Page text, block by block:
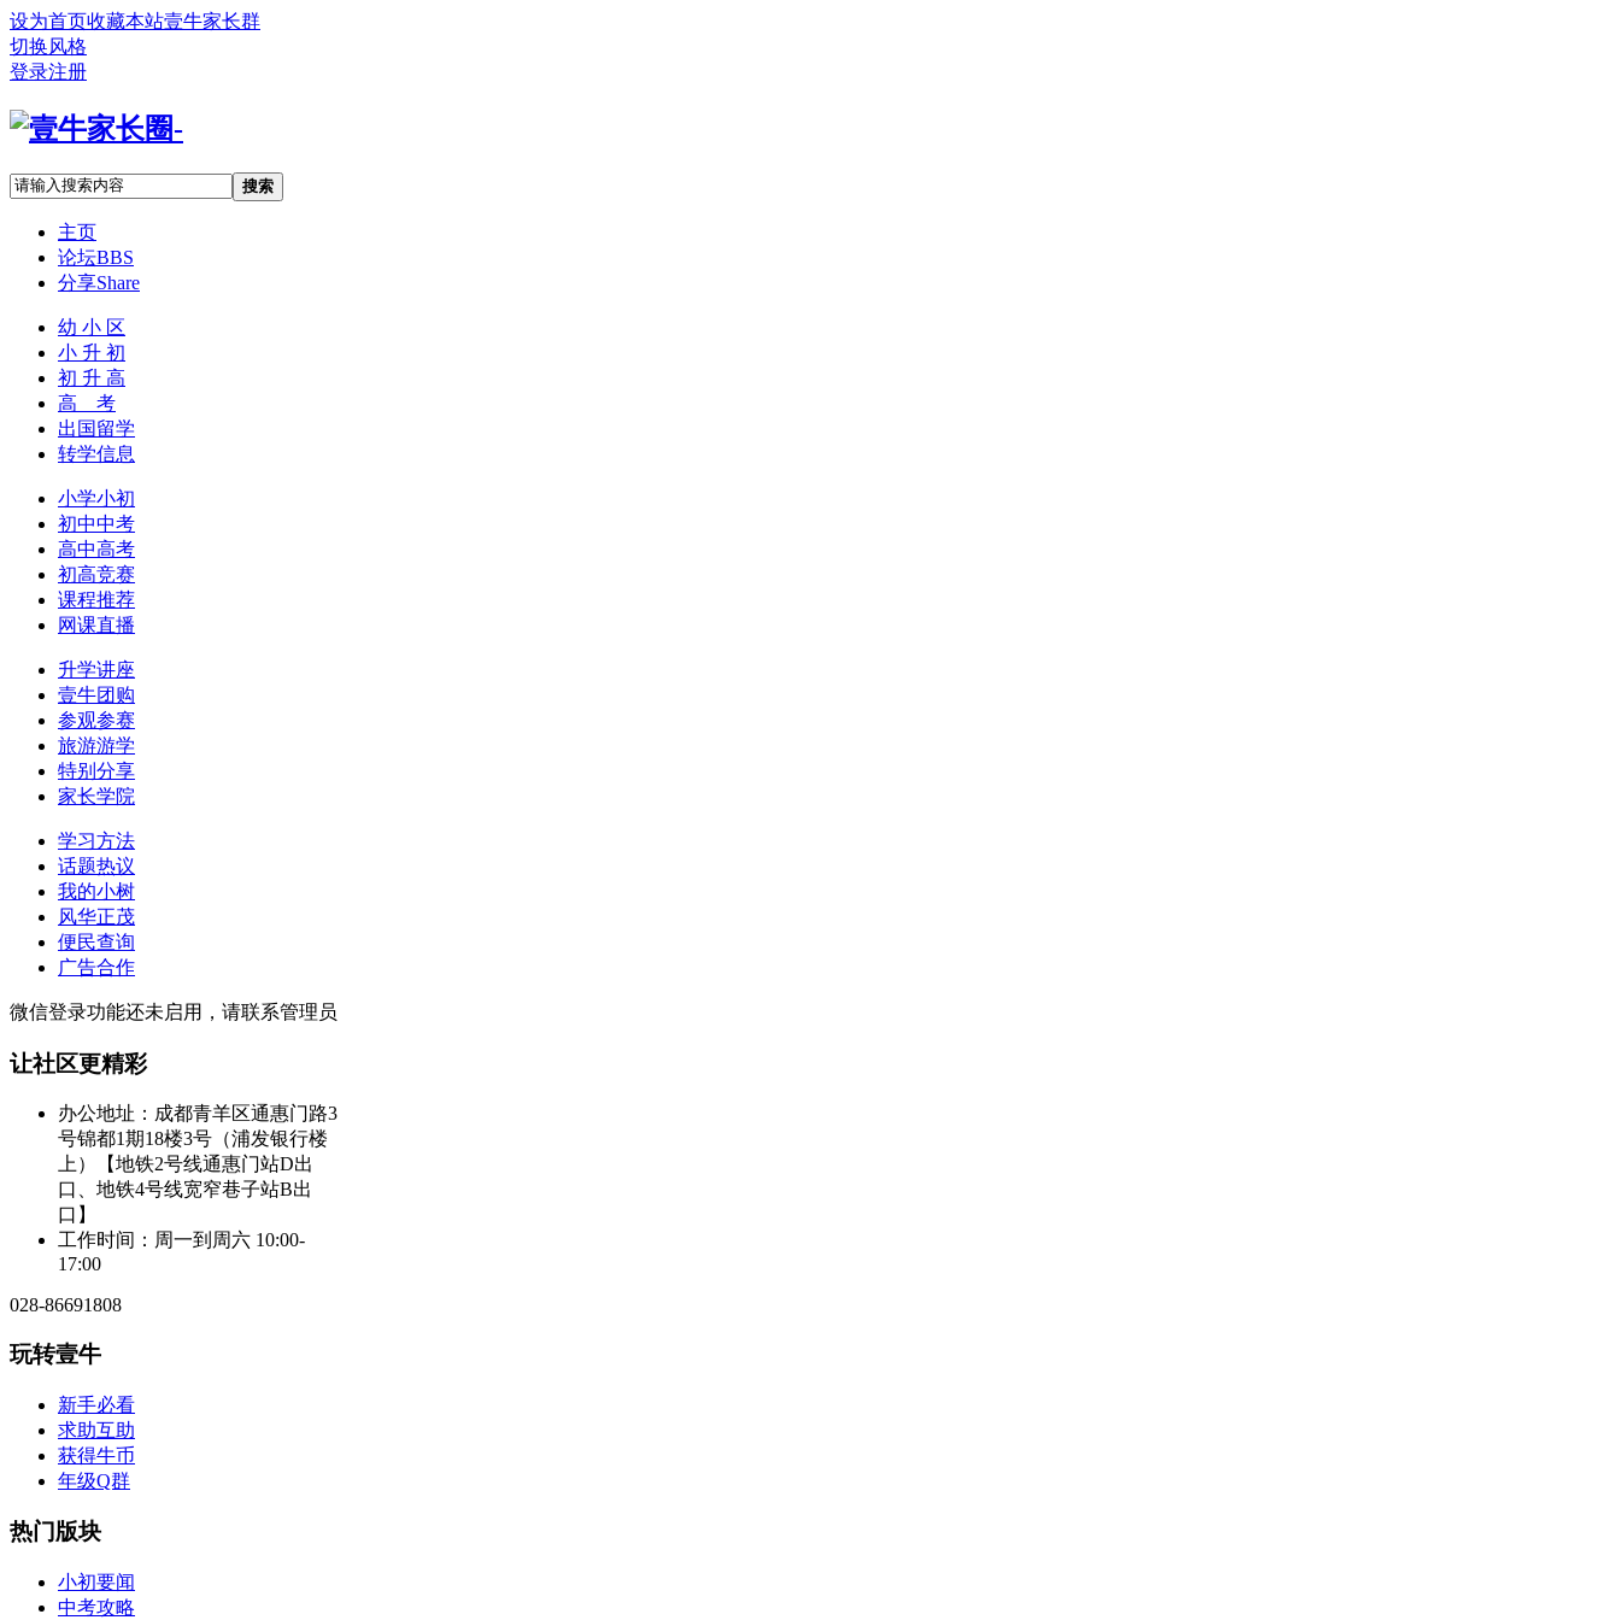
设为首页收藏本站壹牛家长群
切换风格
登录注册
搜索
主页
论坛BBS
分享Share
幼 小 区
小 升 初
初 升 高
高 考
出国留学
转学信息
小学小初
初中中考
高中高考
初高竞赛
课程推荐
网课直播
升学讲座
壹牛团购
参观参赛
旅游游学
特别分享
家长学院
学习方法
话题热议
我的小树
风华正茂
便民查询
广告合作
微信登录功能还未启用，请联系管理员
让社区更精彩
办公地址：成都青羊区通惠门路3
号锦都1期18楼3号（浦发银行楼
上）【地铁2号线通惠门站D出
口、地铁4号线宽窄巷子站B出
口】
工作时间：周一到周六 10:00-
17:00
028-86691808
玩转壹牛
新手必看
求助互助
获得牛币
年级Q群
热门版块
小初要闻
中考攻略